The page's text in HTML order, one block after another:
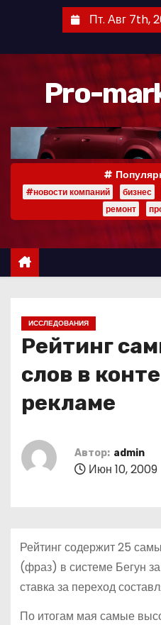
р
Пт. Авг 7th,
Pro-
#новости компаний бизнес
ремонт
ИССЛЕДОВАНИЯ
Рейтинг
слов в
рекламе
Автор: admin
Июн 10, 2009
Рейтинг содержит 25
(фраз) в системе Бегун
ставка за переход
По итогам мая самые